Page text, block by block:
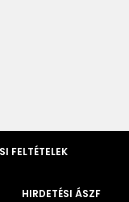
FELTÉTELEK
HIRDETÉSI ÁSZF